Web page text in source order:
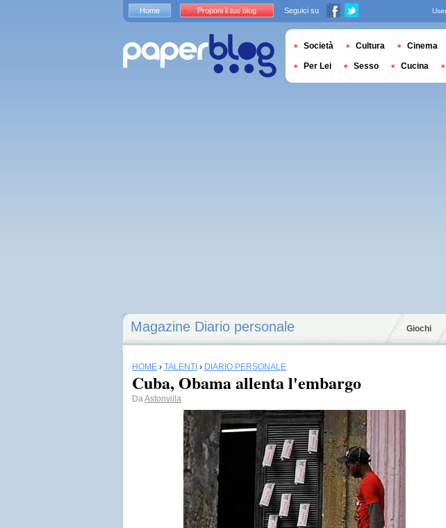
Magazine Diario personale Giochi
HOME › TALENTI › DIARIO PERSONALE
Cuba, Obama allenta l'embargo
DaAstonvilla
Home Proponi il tuo blog Seguici su
Società Cultura Cinema
Per Lei Sesso Cucina